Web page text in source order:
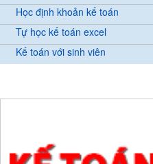
Học định khoản kế toán
Tự học kế toán excel
Kế toán với sinh viên